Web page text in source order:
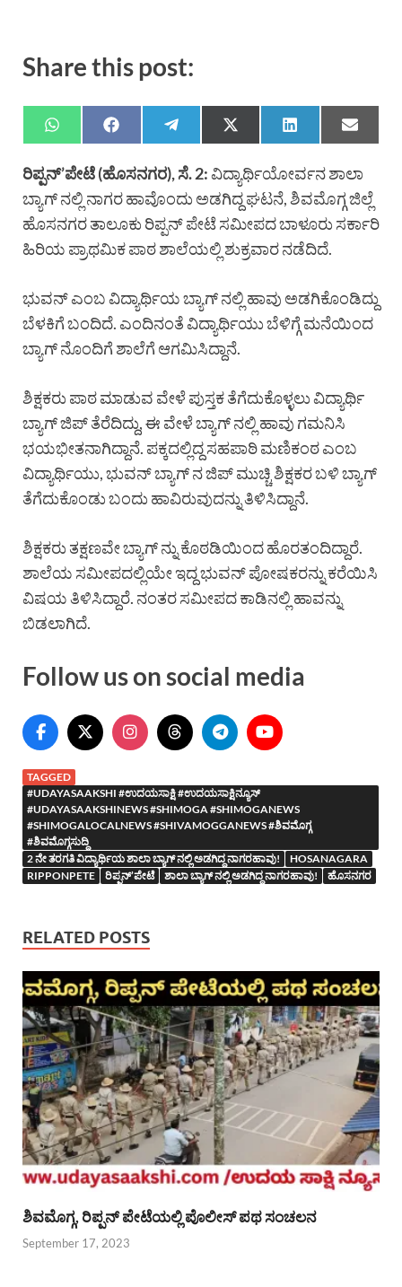
Share this post:
ರಿಪ್ಪನ್’ಪೇಟೆ (ಹೊಸನಗರ), ಸೆ. 2:ವಿದ್ಯಾರ್ಥಿಯೋರ್ವನ ಶಾಲಾ
ಬ್ಯಾಗ್ ನಲ್ಲಿ ನಾಗರ ಹಾವೊಂದು ಅಡಗಿದ್ದ ಘಟನೆ, ಶಿವಮೊಗ್ಗ ಜಿಲ್ಲೆ
ಹೊಸನಗರ ತಾಲೂಕು ರಿಪ್ಪನ್ ಪೇಟೆ ಸಮೀಪದ ಬಾಳೂರು ಸರ್ಕಾರಿ
ಹಿರಿಯ ಪ್ರಾಥಮಿಕ ಪಾಠ ಶಾಲೆಯಲ್ಲಿ ಶುಕ್ರವಾರ ನಡೆದಿದೆ.
ಭುವನ್ ಎಂಬ ವಿದ್ಯಾರ್ಥಿಯ ಬ್ಯಾಗ್ ನಲ್ಲಿ ಹಾವು ಅಡಗಿಕೊಂಡಿದ್ದು
ಬೆಳಕಿಗೆ ಬಂದಿದೆ. ಎಂದಿನಂತೆ ವಿದ್ಯಾರ್ಥಿಯು ಬೆಳಿಗ್ಗೆ ಮನೆಯಿಂದ
ಬ್ಯಾಗ್ ನೊಂದಿಗೆ ಶಾಲೆಗೆ ಆಗಮಿಸಿದ್ದಾನೆ.
ಶಿಕ್ಷಕರು ಪಾಠ ಮಾಡುವ ವೇಳೆ ಪುಸ್ತಕ ತೆಗೆದುಕೊಳ್ಳಲು ವಿದ್ಯಾರ್ಥಿ
ಬ್ಯಾಗ್ ಜಿಪ್ ತೆರೆದಿದ್ದು, ಈ ವೇಳೆ ಬ್ಯಾಗ್ ನಲ್ಲಿ ಹಾವು ಗಮನಿಸಿ
ಭಯಭೀತನಾಗಿದ್ದಾನೆ. ಪಕ್ಕದಲ್ಲಿದ್ದ ಸಹಪಾಠಿ ಮಣಿಕಂಠ ಎಂಬ
ವಿದ್ಯಾರ್ಥಿಯು, ಭುವನ್ ಬ್ಯಾಗ್ ನ ಜಿಪ್ ಮುಚ್ಚಿ ಶಿಕ್ಷಕರ ಬಳಿ ಬ್ಯಾಗ್
ತೆಗೆದುಕೊಂಡು ಬಂದು ಹಾವಿರುವುದನ್ನು ತಿಳಿಸಿದ್ದಾನೆ.
ಶಿಕ್ಷಕರು ತಕ್ಷಣವೇ ಬ್ಯಾಗ್ ನ್ನು ಕೊಠಡಿಯಿಂದ ಹೊರತಂದಿದ್ದಾರೆ.
ಶಾಲೆಯ ಸಮೀಪದಲ್ಲಿಯೇ ಇದ್ದ ಭುವನ್ ಪೋಷಕರನ್ನು ಕರೆಯಿಸಿ
ವಿಷಯ ತಿಳಿಸಿದ್ದಾರೆ. ನಂತರ ಸಮೀಪದ ಕಾಡಿನಲ್ಲಿ ಹಾವನ್ನು
ಬಿಡಲಾಗಿದೆ.
Follow us on social media
TAGGED
#UDAYASAAKSHI #ಉದಯಸಾಕ್ಷಿ #ಉದಯಸಾಕ್ಷಿನ್ಯೂಸ್
#UDAYASAAKSHINEWS #SHIMOGA #SHIMOGANEWS
#SHIMOGALOCALNEWS #SHIVAMOGGANEWS #ಶಿವಮೊಗ್ಗ
#ಶಿವಮೊಗ್ಗಸುದ್ದಿ
2 ನೇ ತರಗತಿ ವಿದ್ಯಾರ್ಥಿಯ ಶಾಲಾ ಬ್ಯಾಗ್ ನಲ್ಲಿ ಅಡಗಿದ್ದ ನಾಗರಹಾವು!
HOSANAGARA
RIPPONPETE
ರಿಪ್ಪನ್’ಪೇಟೆ ಶಾಲಾ ಬ್ಯಾಗ್ ನಲ್ಲಿ ಅಡಗಿದ್ದ ನಾಗರಹಾವು! ಹೊಸನಗರ
RELATED POSTS
ಶಿವಮೊಗ್ಗ, ರಿಪ್ಪನ್ ಪೇಟೆಯಲ್ಲಿ ಪೊಲೀಸ್ ಪಥ ಸಂಚಲನ
September 17, 2023